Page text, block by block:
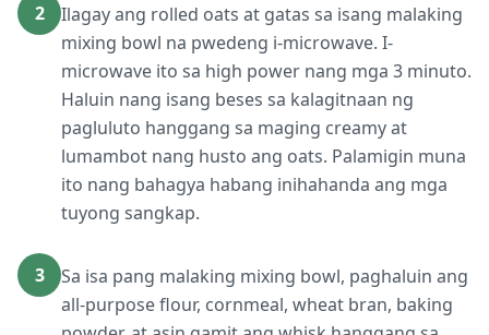
2
Ilagay ang rolled oats at gatas sa isang malaking
mixing bowl na pwedeng i-microwave. I-
microwave ito sa high power nang mga 3 minuto.
Haluin nang isang beses sa kalagitnaan ng
pagluluto hanggang sa maging creamy at
lumambot nang husto ang oats. Palamigin muna
ito nang bahagya habang inihahanda ang mga
tuyong sangkap.
3
Sa isa pang malaking mixing bowl, paghaluin ang
all-purpose flour, cornmeal, wheat bran, baking